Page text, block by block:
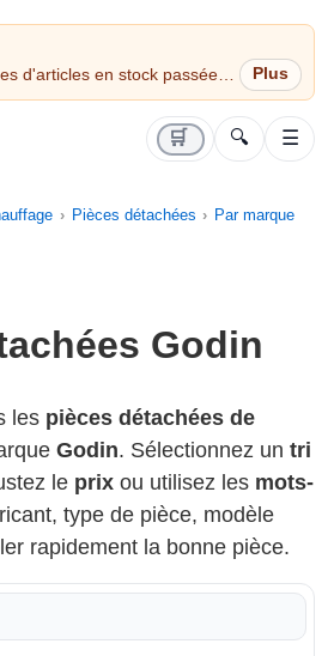
d'articles en stock passées
le jour même (jours
🛒 🔍 ☰
Pièces détachées
Par marque
Godin
les pièces détachées de
Godin. Sélectionnez un tri
le prix ou utilisez les mots-
type de pièce, modèle
rapidement la bonne pièce.